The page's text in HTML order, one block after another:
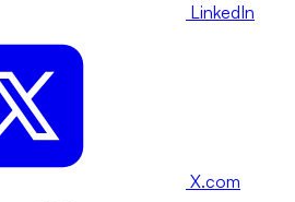
LinkedIn
X.com